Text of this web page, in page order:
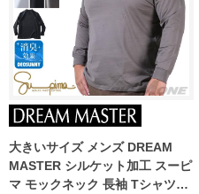
大きいサイズ メンズ DREAM
MASTER シルケット加工 スーピ
マ モックネック 長袖 Tシャツ